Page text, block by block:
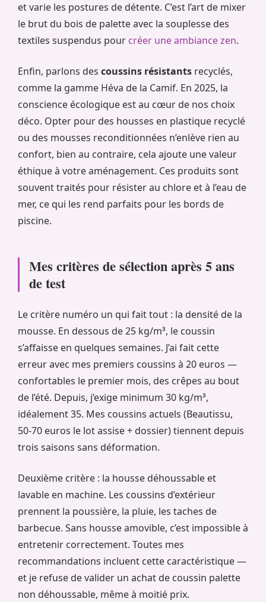
et varie les postures de détente. C’est l’art de mixer
le brut du bois de palette avec la souplesse des
textiles suspendus pour créer une ambiance zen.
Enfin, parlons des coussins résistants recyclés,
comme la gamme Héva de la Camif. En 2025, la
conscience écologique est au cœur de nos choix
déco. Opter pour des housses en plastique recyclé
ou des mousses reconditionnées n’enlève rien au
confort, bien au contraire, cela ajoute une valeur
éthique à votre aménagement. Ces produits sont
souvent traités pour résister au chlore et à l’eau de
mer, ce qui les rend parfaits pour les bords de
piscine.
Mes critères de sélection après 5 ans
de test
Le critère numéro un qui fait tout : la densité de la
mousse. En dessous de 25 kg/m³, le coussin
s’affaisse en quelques semaines. J’ai fait cette
erreur avec mes premiers coussins à 20 euros —
confortables le premier mois, des crêpes au bout
de l’été. Depuis, j’exige minimum 30 kg/m³,
idéalement 35. Mes coussins actuels (Beautissu,
50-70 euros le lot assise + dossier) tiennent depuis
trois saisons sans déformation.
Deuxième critère : la housse déhoussable et
lavable en machine. Les coussins d’extérieur
prennent la poussière, la pluie, les taches de
barbecue. Sans housse amovible, c’est impossible à
entretenir correctement. Toutes mes
recommandations incluent cette caractéristique —
et je refuse de valider un achat de coussin palette
non déhoussable, même à moitié prix.